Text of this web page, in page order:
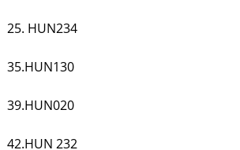
25. HUN234
35.HUN130
39.HUN020
42.HUN 232